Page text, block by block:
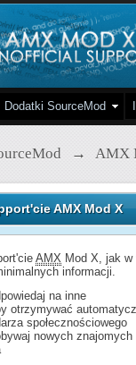
Dodatki SourceMod
→ AMX
AMX Mod X
AMX Mod X, jak w
informacji.
na inne
otrzymywać
społecznościowego
nowych znajomych